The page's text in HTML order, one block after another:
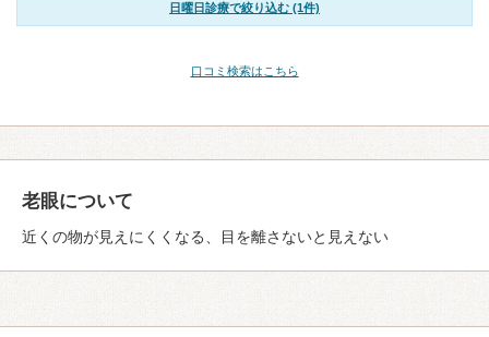
日曜日診療で絞り込む (1件)
口コミ検索はこちら
老眼について
近くの物が見えにくくなる、目を離さないと見えない